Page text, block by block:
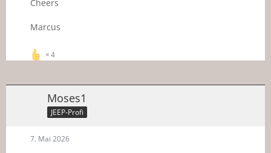
Cheers
Marcus
4
Moses1
JEEP-Profi
7. Mai 2026